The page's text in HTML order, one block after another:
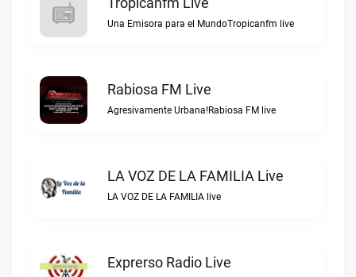
Una Emisora para el MundoTropicanfm live
Rabiosa FM Live
Agresivamente Urbana!Rabiosa FM live
LA VOZ DE LA FAMILIA Live
LA VOZ DE LA FAMILIA live
Exprerso Radio Live